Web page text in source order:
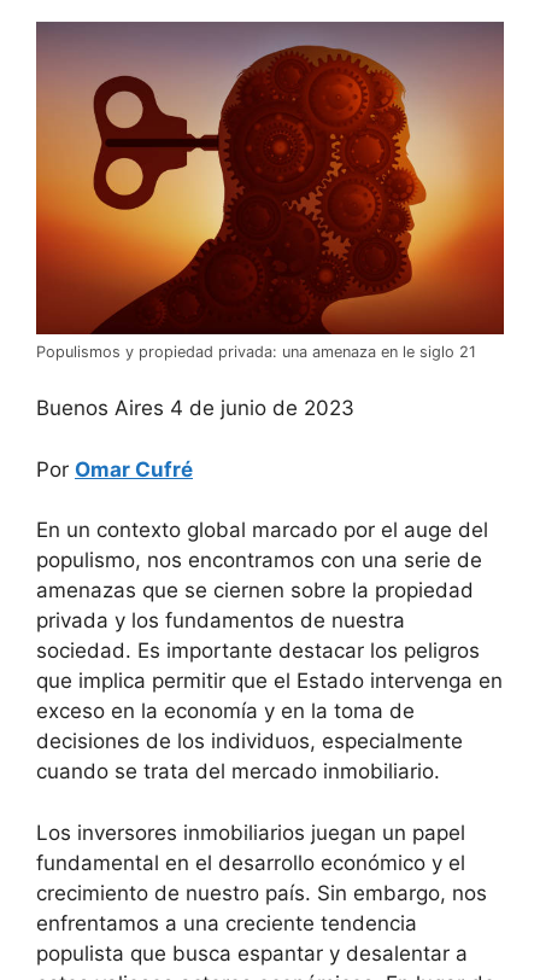
Populismos y propiedad privada: una amenaza en le siglo 21
Buenos Aires 4 de junio de 2023
Por Omar Cufré
En un contexto global marcado por el auge del
populismo, nos encontramos con una serie de
amenazas que se ciernen sobre la propiedad
privada y los fundamentos de nuestra
sociedad. Es importante destacar los peligros
que implica permitir que el Estado intervenga en
exceso en la economía y en la toma de
decisiones de los individuos, especialmente
cuando se trata del mercado inmobiliario.
Los inversores inmobiliarios juegan un papel
fundamental en el desarrollo económico y el
crecimiento de nuestro país. Sin embargo, nos
enfrentamos a una creciente tendencia
populista que busca espantar y desalentar a